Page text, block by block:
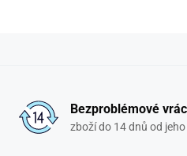
Bezproblémové
zboží do 14 dnů od